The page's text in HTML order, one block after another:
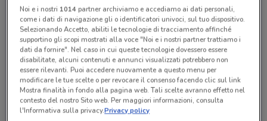
Noi e i nostri 1014partner archiviamo e accediamo ai dati personali,
come i dati di navigazione gli o identificatori univoci, sul tuo dispositivo.
Selezionando Accetto, abiliti le tecnologie di tracciamento affinché
supportino gli scopi mostrati alla voce "Noi e i nostri partner trattiamo i
dati da fornire". Nel caso in cui queste tecnologie dovessero essere
disabilitate, alcuni contenuti e annunci visualizzati potrebbero non
essere rilevanti. Puoi accedere nuovamente a questo menu per
modificare le tue scelte o per revocare il consenso facendo clic sul link
Mostra finalità in fondo alla pagina web. Tali scelte avranno effetto nel
contesto del nostro Sito web. Per maggiori informazioni, consulta
l'Informativa sulla privacy.Privacy policy